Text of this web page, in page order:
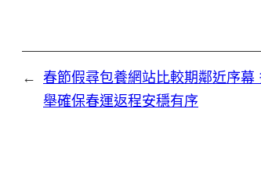
← 春節假尋包養網站比較期鄰近序幕
舉確保春運返程安穩有序